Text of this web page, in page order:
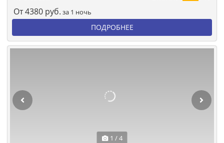
От4380 руб. за 1 ночь
ПОДРОБНЕЕ
1 / 4